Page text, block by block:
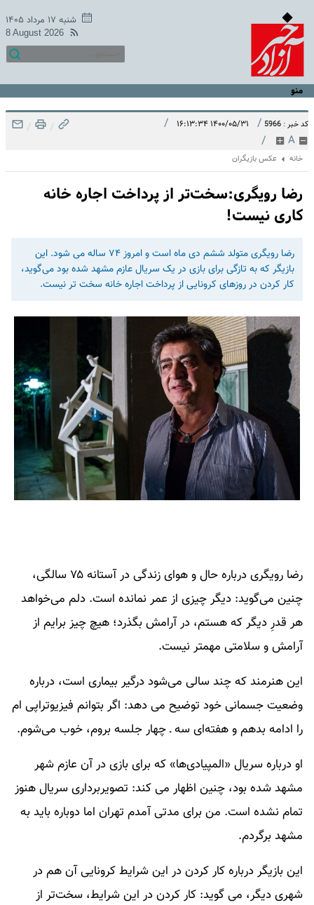
شنبه ۱۷ مرداد ۱۴۰۵
8 August 2026
منو
کد خبر : 5966 / ۱۴۰۰/۰۵/۳۱ ۱۶:۱۳:۳۴ /
A
/
/
/
خانه عکس بازیگران
رضا رویگری:سخت‌تر از پرداخت اجاره خانه
کاری نیست!
رضا رویگری متولد ششم دی ماه است و امروز ۷۴ ساله می شود. این
بازیگر که به تازگی برای بازی در یک سریال عازم مشهد شده بود می‌گوید،
کار کردن در روزهای کرونایی از پرداخت اجاره خانه سخت تر نیست.
رضا رویگری درباره حال و هوای زندگی در آستانه ۷۵ سالگی،
چنین می‌گوید: دیگر چیزی از عمر نمانده است. دلم می‌خواهد
هر قدرِ دیگر که هستم، در آرامش بگذرد؛ هیچ چیز برایم از
آرامش و سلامتی مهمتر نیست.
این هنرمند که چند سالی می‌شود درگیر بیماری است، درباره
وضعیت جسمانی خود توضیح می دهد: اگر بتوانم فیزیوتراپی ام
را ادامه بدهم و هفته‌ای سه ـ چهار جلسه بروم، خوب می‌شوم.
او درباره سریال «المپیادی‌ها» که برای بازی در آن عازم شهر
مشهد شده بود، چنین اظهار می کند: تصویربرداری سریال هنوز
تمام نشده است. من برای مدتی آمدم تهران اما دوباره باید به
مشهد برگردم.
این بازیگر درباره کار کردن در این شرایط کرونایی آن هم در
شهری دیگر، می گوید: کار کردن در این شرایط، سخت‌تر از